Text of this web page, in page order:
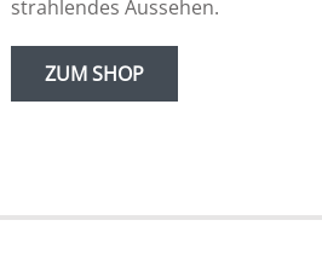
strahlendes Aussehen.
ZUM SHOP